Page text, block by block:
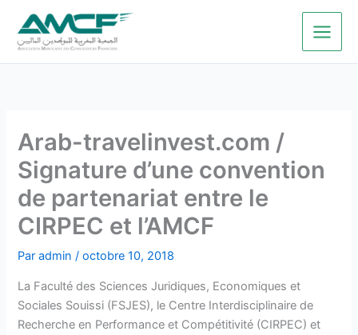
contenu
Arab-travelinvest.com /
Signature d’une convention
de partenariat entre le
CIRPEC et l’AMCF
Paradmin/octobre 10, 2018
La Faculté des Sciences Juridiques, Economiques et
Sociales Souissi (FSJES), le Centre Interdisciplinaire de
Recherche en Performance et Compétitivité (CIRPEC) et